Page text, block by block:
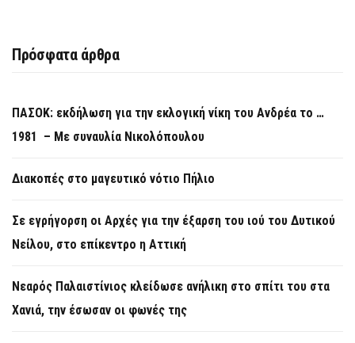
Πρόσφατα άρθρα
ΠΑΣΟΚ: εκδήλωση για την εκλογική νίκη του Ανδρέα το …
1981 – Με συναυλία Νικολόπουλου
Διακοπές στο μαγευτικό νότιο Πήλιο
Σε εγρήγορση οι Αρχές για την έξαρση του ιού του Δυτικού
Νείλου, στο επίκεντρο η Αττική
Νεαρός Παλαιστίνιος κλείδωσε ανήλικη στο σπίτι του στα
Χανιά, την έσωσαν οι φωνές της